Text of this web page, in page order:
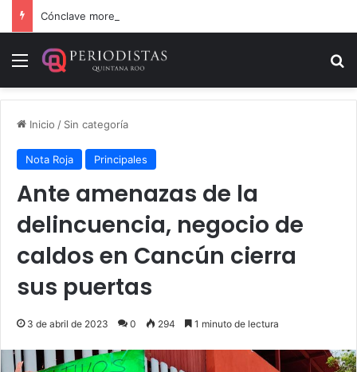
Cónclave morenista en el WTC de la CDMX
Menú
Inicio / Sin categoría
Nota Roja Principales
Ante amenazas de la
delincuencia, negocio de
caldos en Cancún cierra
sus puertas
3 de abril de 2023 0 294 1 minuto de lectura